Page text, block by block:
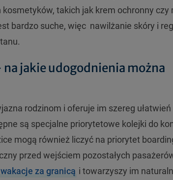
takich jak krem ochronny czy
bardzo suche, więc nawilżanie skóry i
jakie udogodnienia można
rodzinom i oferuje im szereg ułatwień
są specjalne priorytetowe kolejki do
mogą również liczyć na priorytet
przed wejściem pozostałych
za granicą i towarzyszy im